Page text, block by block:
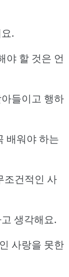
.
야 할 것은 언
들이고 행하
배워야 하는
조건적인 사
생각해요.
사랑을 못한